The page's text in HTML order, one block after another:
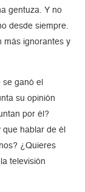
gentuza. Y no
desde siempre.
más ignorantes y
ganó el
su opinión
por él?
hablar de él
¿Quieres
televisión